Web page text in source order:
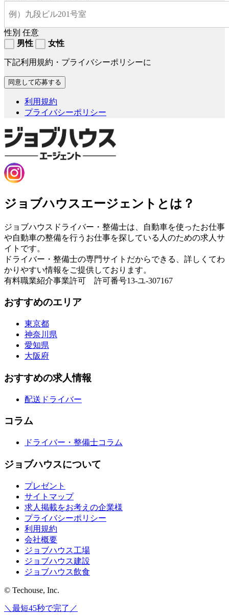
性別 任意
男性
女性
下記利用規約・プライバシーポリシーに
利用規約
プライバシーポリシー
ジョブハウスエージェントとは？
ジョブハウスドライバー・整備士は、自動車を使ったお仕事
や自動車の整備を行うお仕事を探している人のための求人サ
イトです。
ドライバー・整備士の専門サイトだからできる、詳しくてわ
かりやすい情報をご提供しております。
有料職業紹介事業許可 許可番号13-ユ-307167
おすすめのエリア
東京都
神奈川県
愛知県
大阪府
おすすめの求人情報
配送ドライバー
コラム
ドライバー・整備士コラム
ジョブハウスについて
プレゼント
サイトマップ
求人掲載をお考えの企業様
プライバシーポリシー
利用規約
会社概要
ジョブハウス工場
ジョブハウス建設
ジョブハウス飲食
© Techouse, Inc.
＼最短45秒で完了／